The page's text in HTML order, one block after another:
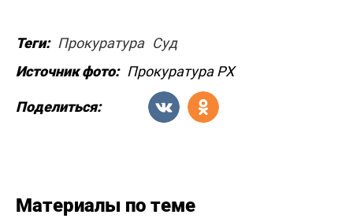
Теги: Прокуратура Суд
Источник фото: Прокуратура РХ
Поделиться:
Материалы по теме